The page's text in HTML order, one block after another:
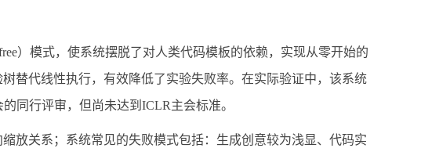
）模式，使系统摆脱了对人类代码模板的依赖，实现从零开始的
替代线性执行，有效降低了实验失败率。在实际验证中，该系统
的同行评审，但尚未达到 ICLR主会标准。
放关系；系统常见的失败模式包括：生成创意较为浅显、代码实